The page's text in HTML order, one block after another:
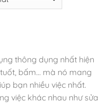
thông dụng nhất hiện
bấm… mà nó mang
bạn nhiều việc nhất.
việc khác nhau như sửa